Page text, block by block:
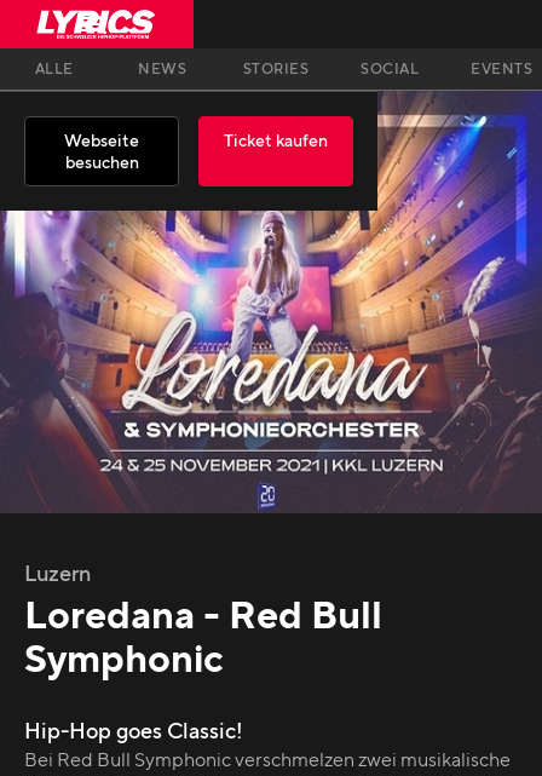
ALLE NEWS STORIES SOCIAL EVENTS
Webseite
besuchen
Ticket kaufen
Luzern
Loredana - Red Bull
Symphonic
Hip-Hop goes Classic!
Bei Red Bull Symphonic verschmelzen zwei musikalische